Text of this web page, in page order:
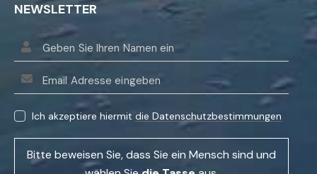
NEWSLETTER
t
t
Ich akzeptiere hiermitdie Datenschutzbestimmungen
Bitte beweisen Sie, dass Sie ein Mensch sind und